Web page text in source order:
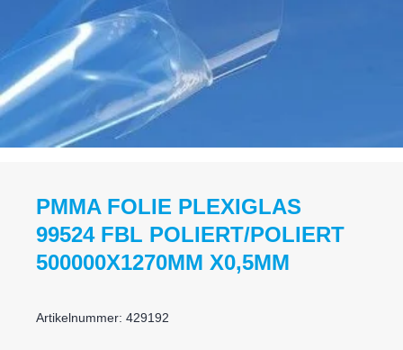
PMMA FOLIE PLEXIGLAS
99524 FBL POLIERT/POLIERT
500000X1270MM X0,5MM
Artikelnummer: 429192